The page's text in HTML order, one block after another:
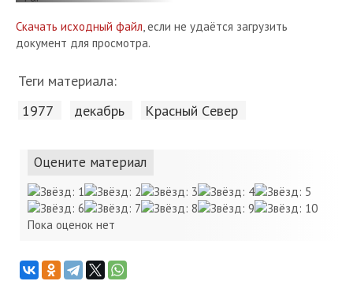
Скачать исходный файл, если не удаётся загрузить
документ для просмотра.
Теги материала:
1977 декабрь Красный Cевер
Оцените материал
Пока оценок нет